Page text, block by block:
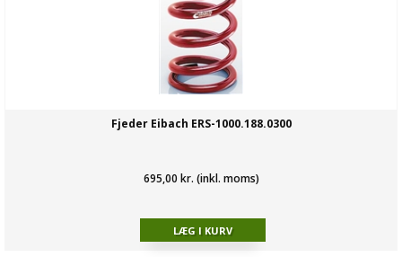
Fjeder Eibach ERS-1000.188.0300
695,00 kr. (inkl. moms)